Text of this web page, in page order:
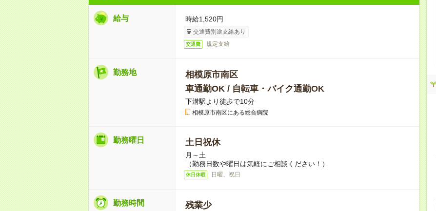
給与 時給1,520円
交通費別途支給あり
交通費 規定支給
勤務地
相模原市南区
車通勤OK / 自転車・バイク通勤OK
下溝駅より徒歩で10分
相模原市南区にある総合病院
勤務曜日 土日祝休
月～土
（勤務日数や曜日は気軽にご相談ください！）
休日休暇 日曜、祝日
勤務時間 残業少